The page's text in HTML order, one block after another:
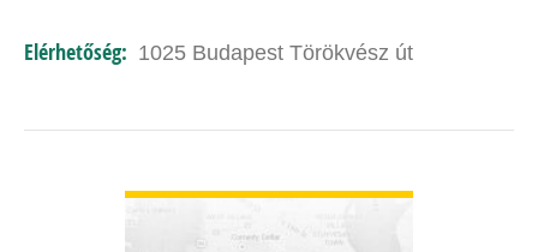
fantázianevű…
Elérhetőség: 1025 Budapest Törökvész út